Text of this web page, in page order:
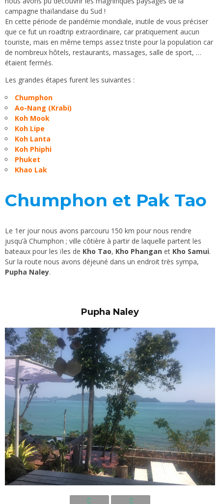
campagne thaïlandaise du Sud !
En cette période de pandémie mondiale, inutile de vous préciser
que ce fut un roadtrip extraordinaire, car pratiquement aucun
touriste, mais en même temps assez triste pour la population car
de nombreux hôtels, restaurants, massages, salle de sport, …
étaient fermés.
Les grandes étapes furent les suivantes :
Chumphon
Ao-Nang (Krabi)
Koh Mook
Koh Lipe
Koh Lanta
Koh Phiphi
Phuket
Khao Lak
Chumphon et Pak Tao
Le 1er jour nous avons parcouru 150 km pour nous rendre
jusqu’à Chumphon ; ville côtière à partir de laquelle partent les
bateaux pour les ïles de Kho Tao, Kho Phangan et Kho Samui.
Sur la route nous avons déjeuné dans un endroit très sympa,
Pupha Naley.
Pupha Naley